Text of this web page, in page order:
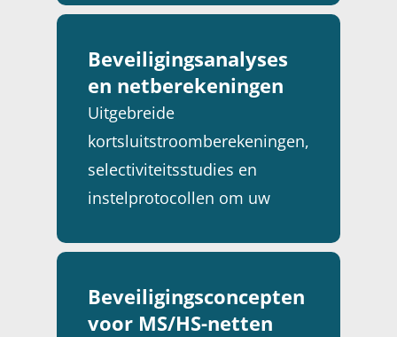
Beveiligingsanalyses
en netberekeningen
Uitgebreide
kortsluitstroomberekeningen,
selectiviteitsstudies en
instelprotocollen om uw
functioneren.
Beveiligingsconcepten
voor MS/HS-netten